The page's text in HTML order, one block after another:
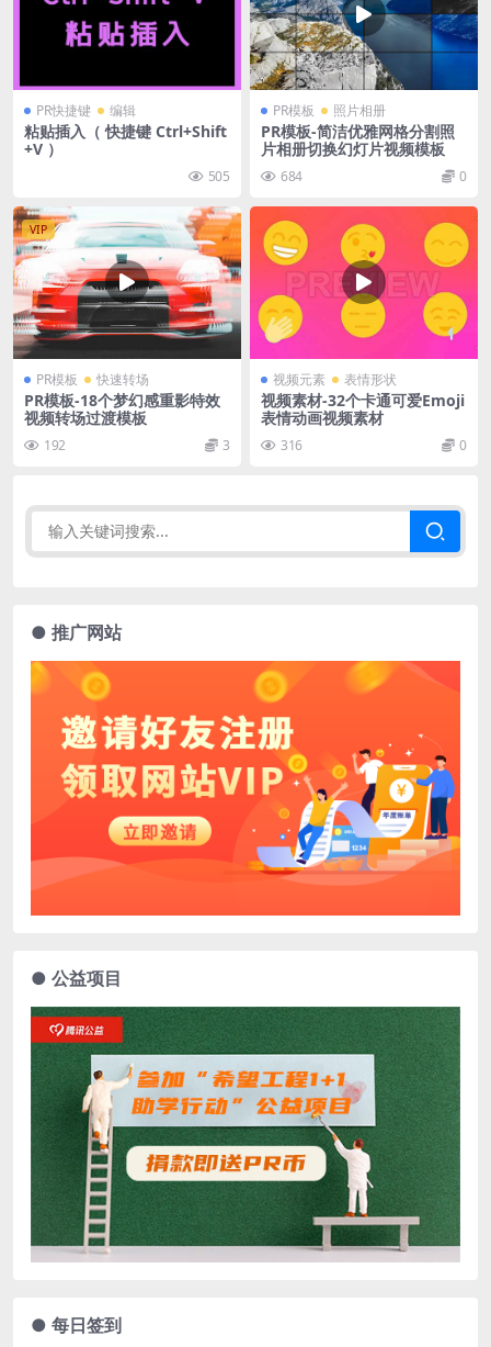
PR快捷键 编辑
粘贴插入（ 快捷键 Ctrl+Shift
+V ）
505
PR模板 照片相册
PR模板-简洁优雅网格分割照
片相册切换幻灯片视频模板
684 0
VIP
PR模板 快速转场
PR模板-18个梦幻感重影特效
视频转场过渡模板
192 3
视频元素 表情形状
视频素材-32个卡通可爱Emoji
表情动画视频素材
316 0
● 推广网站
● 公益项目
● 每日签到